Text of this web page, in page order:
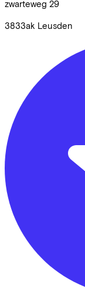
zwarteweg 29
3833ak Leusden